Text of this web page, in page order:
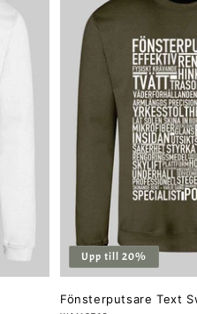
Upp till 20%
Fönsterputsare Text